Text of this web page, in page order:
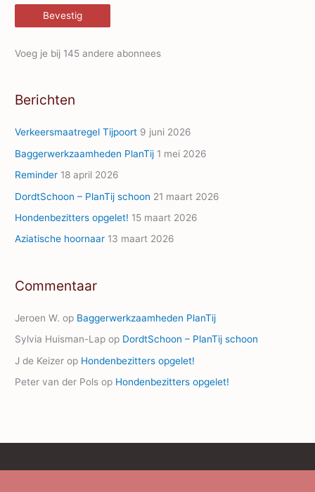
m
a
d
e
s
s
Bevestig
Voeg je bij 145 andere abonnees
Berichten
Verkeersmaatregel Tijpoort 9 juni 2026
Baggerwerkzaamheden PlanTij 1 mei 2026
Reminder 18 april 2026
DordtSchoon – PlanTij schoon 21 maart 2026
Hondenbezitters opgelet! 15 maart 2026
Aziatische hoornaar 13 maart 2026
Commentaar
Jeroen W. op Baggerwerkzaamheden PlanTij
Sylvia Huisman-Lap op DordtSchoon – PlanTij schoon
J de Keizer op Hondenbezitters opgelet!
Peter van der Pols op Hondenbezitters opgelet!